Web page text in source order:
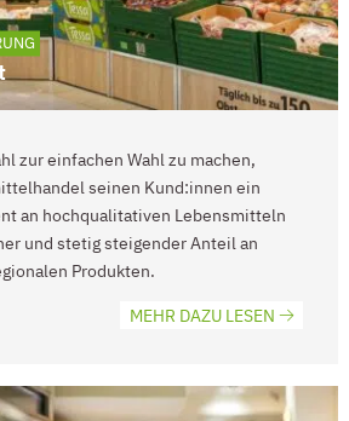
zur einfachen Wahl zu machen,
seinen Kund:innen ein
an hochqualitativen Lebensmitteln
und stetig steigender Anteil an
Produkten.
MEHR DAZU LESEN